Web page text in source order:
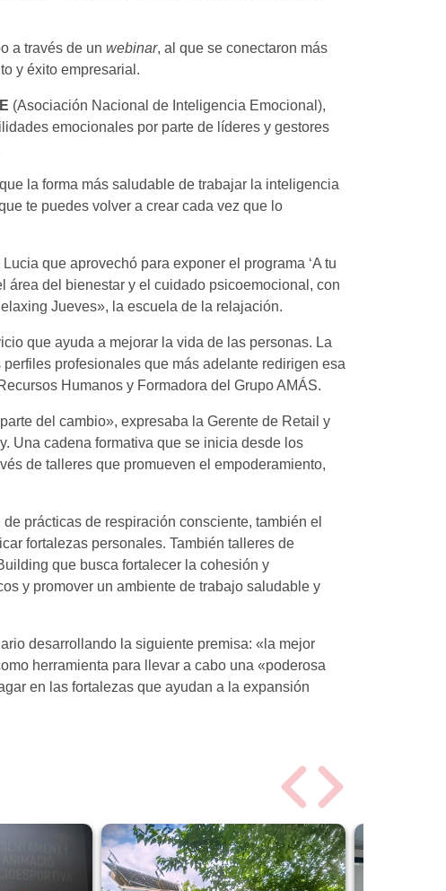
a través de un webinar, al que se conectaron más
y éxito empresarial.
(Asociación Nacional de Inteligencia Emocional),
emocionales por parte de líderes y gestores
la forma más saludable de trabajar la inteligencia
te puedes volver a crear cada vez que lo
que aprovechó para exponer el programa ‘A tu
área del bienestar y el cuidado psicoemocional, con
Jueves», la escuela de la relajación.
que ayuda a mejorar la vida de las personas. La
profesionales que más adelante redirigen esa
Humanos y Formadora del Grupo AMÁS.
del cambio», expresaba la Gerente de Retail y
Una cadena formativa que se inicia desde los
de talleres que promueven el empoderamiento,
prácticas de respiración consciente, también el
fortalezas personales. También talleres de
que busca fortalecer la cohesión y
y promover un ambiente de trabajo saludable y
desarrollando la siguiente premisa: «la mejor
herramienta para llevar a cabo una «poderosa
en las fortalezas que ayudan a la expansión